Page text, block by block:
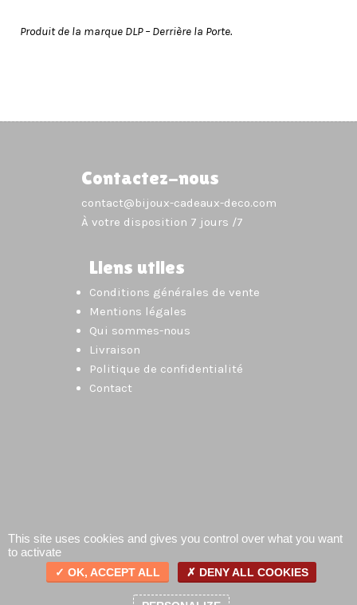
Produit de la marque DLP – Derrière la Porte.
Contactez-nous
contact@bijoux-cadeaux-deco.com
À votre disposition 7 jours /7
Liens utiles
Conditions générales de vente
Mentions légales
Qui sommes-nous
Livraison
Politique de confidentialité
Contact
This site uses cookies and gives you control over what you want
to activate
OK, ACCEPT ALL DENY ALL COOKIES